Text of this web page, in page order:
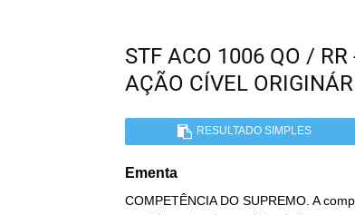
STF ACO 1006 QO /
AÇÃO CÍVEL
RESULTADO SIMPLES
Ementa
COMPETÊNCIA DO SUPREMO. A